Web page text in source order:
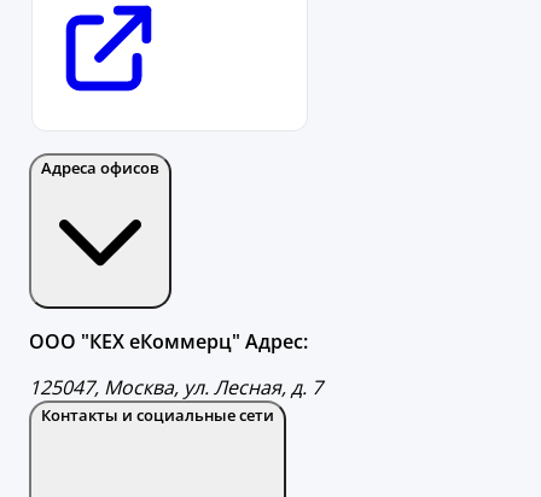
Адреса офисов
ООО "КЕХ еКоммерц" Адрес:
125047, Москва, ул. Лесная, д. 7
Контакты и социальные сети